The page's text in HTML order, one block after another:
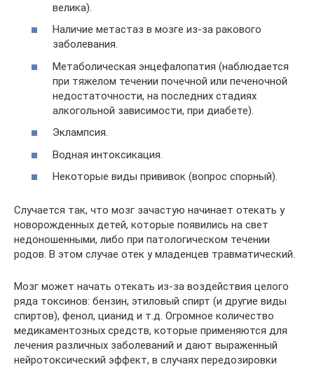
велика).
Наличие метастаз в мозге из-за ракового
заболевания.
Метаболическая энцефалопатия (наблюдается
при тяжелом течении почечной или печеночной
недостаточности, на последних стадиях
алкогольной зависимости, при диабете).
Эклампсия.
Водная интоксикация.
Некоторые виды прививок (вопрос спорный).
Случается так, что мозг зачастую начинает отекать у
новорожденных детей, которые появились на свет
недоношенными, либо при патологическом течении
родов. В этом случае отек у младенцев травматический.
Мозг может начать отекать из-за воздействия целого
ряда токсинов: бензин, этиловый спирт (и другие виды
спиртов), фенол, цианид и т.д. Огромное количество
медикаментозных средств, которые применяются для
лечения различных заболеваний и дают выраженный
нейротоксический эффект, в случаях передозировки